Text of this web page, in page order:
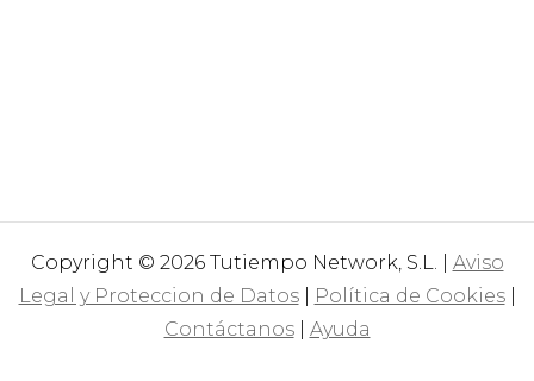
Copyright © 2026 Tutiempo Network, S.L. | Aviso
Legal y Proteccion de Datos| Política de Cookies|
Contáctanos| Ayuda